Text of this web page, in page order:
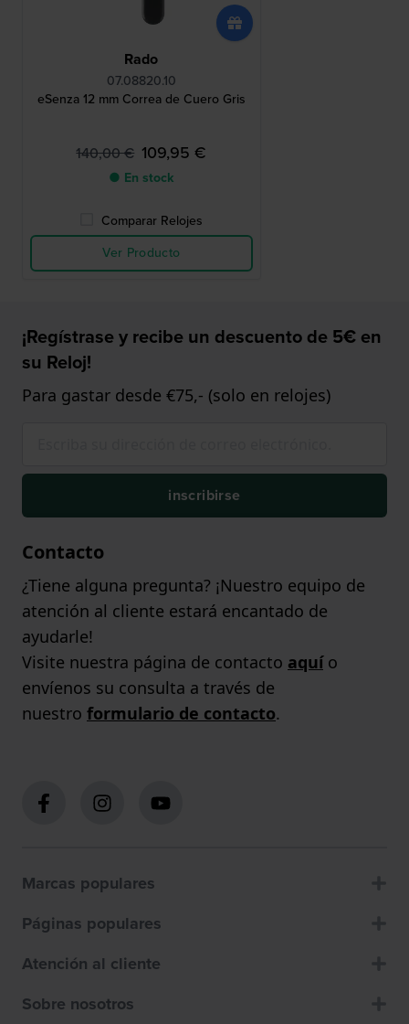
Rado
07.08820.10
eSenza 12 mm Correa de Cuero Gris
140,00 € 109,95 €
● En stock
Comparar Relojes
Ver Producto
¡Regístrase y recibe un descuento de 5€ en
su Reloj!
Para gastar desde €75,- (solo en relojes)
inscribirse
Contacto
¿Tiene alguna pregunta? ¡Nuestro equipo de
atención al cliente estará encantado de
ayudarle!
Visite nuestra página de contacto aquío
envíenos su consulta a través de
nuestro formulario de contacto.
Marcas populares
Páginas populares
Atención al cliente
Sobre nosotros